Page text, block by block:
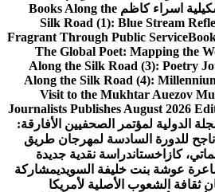
اسراء كاظم Books Along the
Silk Road (1): Blue Stream
Fragrant Through Public Service
The Global Poet: Mapping the
Along the Silk Road (3): Poetry
Along the Silk Road (4):
Visit to the Mukhtar Auezov
Journalists Publishes August 2026
الدولية لمؤتمر الصحفيين الأفارقة:
ناجح للدورة السادسة لمهرجان طريق
كازاخستاندراسة نقدية جديدة
عوشة بنت خليفة السويديمشاركة
ثقافة الشعوب الأصلية لأمريكا